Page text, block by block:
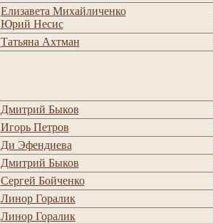
Елизавета Михайличенко
Юрий Несис
Татьяна Ахтман
Дмитрий Быков
Игорь Петров
Ди Эфендиева
Дмитрий Быков
Сергей Бойченко
Линор Горалик
Линор Горалик